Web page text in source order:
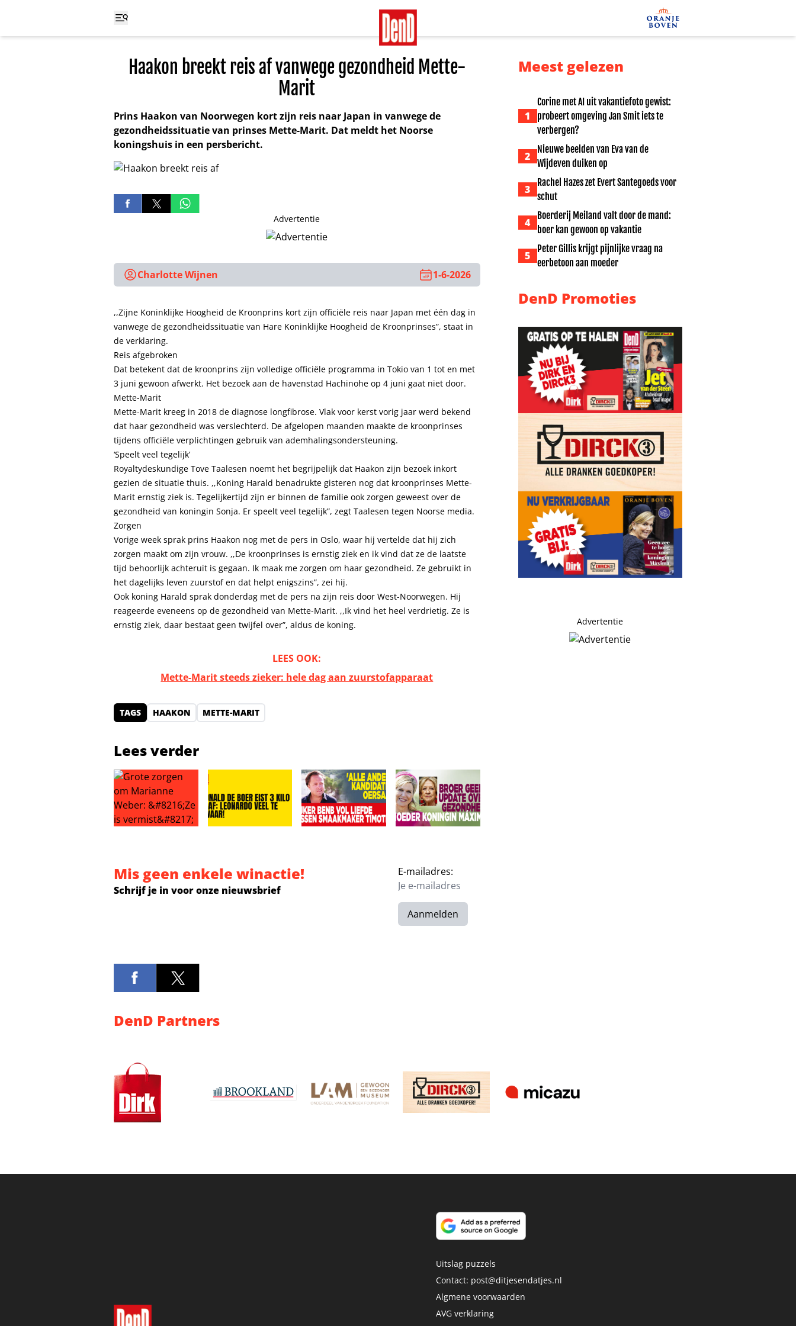
Haakon breekt reis af vanwege gezondheid Mette-
Marit
Prins Haakon van Noorwegen kort zijn reis naar Japan in vanwege de
gezondheidssituatie van prinses Mette-Marit. Dat meldt het Noorse
koningshuis in een persbericht.
Advertentie
Charlotte Wijnen 1-6-2026
,,Zijne Koninklijke Hoogheid de Kroonprins kort zijn officiële reis naar Japan met één dag in
vanwege de gezondheidssituatie van Hare Koninklijke Hoogheid de Kroonprinses”, staat in
de verklaring.
Reis afgebroken
Dat betekent dat de kroonprins zijn volledige officiële programma in Tokio van 1 tot en met
3 juni gewoon afwerkt. Het bezoek aan de havenstad Hachinohe op 4 juni gaat niet door.
Mette-Marit
Mette-Marit kreeg in 2018 de diagnose longfibrose. Vlak voor kerst vorig jaar werd bekend
dat haar gezondheid was verslechterd. De afgelopen maanden maakte de kroonprinses
tijdens officiële verplichtingen gebruik van ademhalingsondersteuning.
‘Speelt veel tegelijk’
Royaltydeskundige Tove Taalesen noemt het begrijpelijk dat Haakon zijn bezoek inkort
gezien de situatie thuis. ,,Koning Harald benadrukte gisteren nog dat kroonprinses Mette-
Marit ernstig ziek is. Tegelijkertijd zijn er binnen de familie ook zorgen geweest over de
gezondheid van koningin Sonja. Er speelt veel tegelijk”, zegt Taalesen tegen Noorse media.
Zorgen
Vorige week sprak prins Haakon nog met de pers in Oslo, waar hij vertelde dat hij zich
zorgen maakt om zijn vrouw. ,,De kroonprinses is ernstig ziek en ik vind dat ze de laatste
tijd behoorlijk achteruit is gegaan. Ik maak me zorgen om haar gezondheid. Ze gebruikt in
het dagelijks leven zuurstof en dat helpt enigszins”, zei hij.
Ook koning Harald sprak donderdag met de pers na zijn reis door West-Noorwegen. Hij
reageerde eveneens op de gezondheid van Mette-Marit. ,,Ik vind het heel verdrietig. Ze is
ernstig ziek, daar bestaat geen twijfel over”, aldus de koning.
LEES OOK:
Mette-Marit steeds zieker: hele dag aan zuurstofapparaat
TAGS HAAKON METTE-MARIT
Lees verder
Meest gelezen
1
Corine met AI uit vakantiefoto gewist:
probeert omgeving Jan Smit iets te
verbergen?
2
Nieuwe beelden van Eva van de
Wijdeven duiken op
3
Rachel Hazes zet Evert Santegoeds voor
schut
4
Boerderij Meiland valt door de mand:
boer kan gewoon op vakantie
5
Peter Gillis krijgt pijnlijke vraag na
eerbetoon aan moeder
DenD Promoties
Advertentie
Mis geen enkele winactie!
Schrijf je in voor onze nieuwsbrief
E-mailadres:
Aanmelden
DenD Partners
Uitslag puzzels
Contact: post@ditjesendatjes.nl
Algmene voorwaarden
AVG verklaring